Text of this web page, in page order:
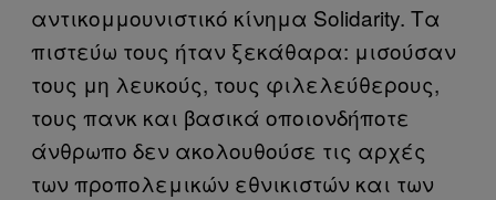
αντικομμουνιστικό κίνημα Solidarity. Τα
πιστεύω τους ήταν ξεκάθαρα: μισούσαν
τους μη λευκούς, τους φιλελεύθερους,
τους πανκ και βασικά οποιονδήποτε
άνθρωπο δεν ακολουθούσε τις αρχές
των προπολεμικών εθνικιστών και των